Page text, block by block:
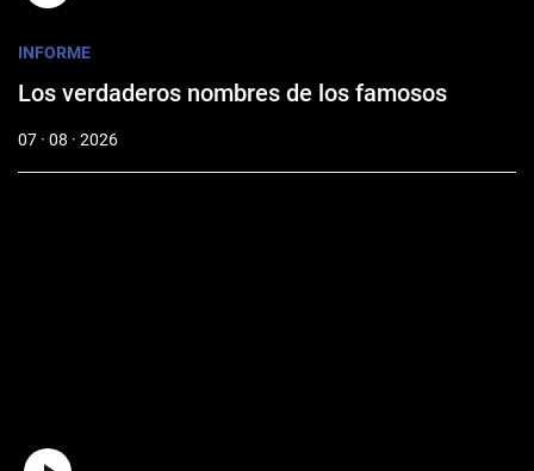
INFORME
Los verdaderos nombres de los famosos
07 · 08 · 2026